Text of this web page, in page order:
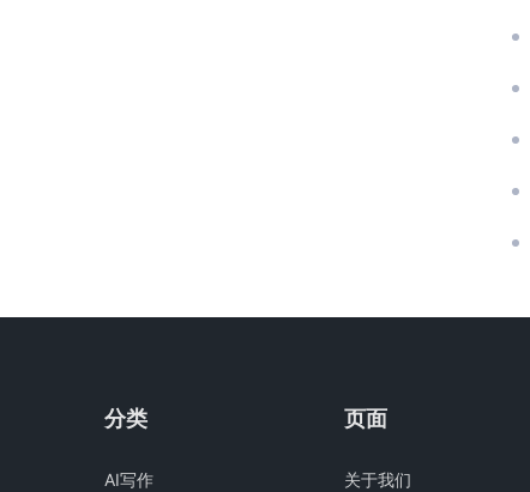
分类
AI写作
页面
关于我们